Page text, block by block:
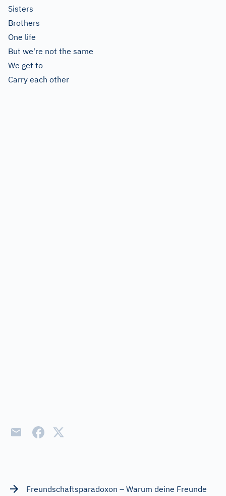
Sisters
Brothers
One life
But we're not the same
We get to
Carry each other
Freundschaftsparadoxon – Warum deine Freunde